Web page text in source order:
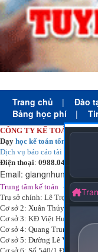
Trang chủ | Đào
Bảng học phí
|
CÔNG TY KẾ TOÁN HÀ
Dạy học kế toán tổng hợp
Dịch vụ báo cáo tài chính
Điện thoại: 0988.043.053
Email:
Trung tâm kế toán - Công ty
Trụ sở chính: Lê Trọng Tấn -
Cơ sở 2: Xuân Thủy - Cầu
Cơ sở 3: KĐ Việt Hưng - Long
Cơ sở 4: Quang Trung - Hà
Cơ sở 5: Đường Lê Văn Thịnh